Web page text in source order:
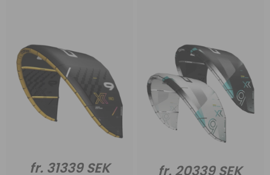
fr. 31339 SEK fr. 20339 SEK